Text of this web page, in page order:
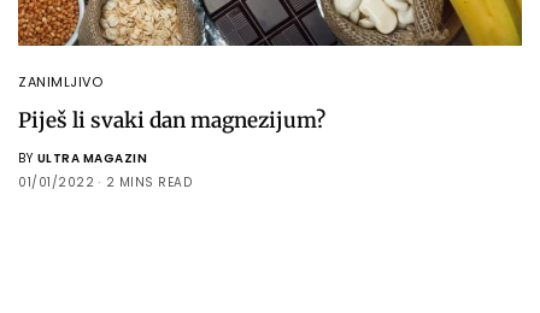
ZANIMLJIVO
Piješ li svaki dan magnezijum?
BY ULTRA MAGAZIN
01/01/2022
2 MINS READ